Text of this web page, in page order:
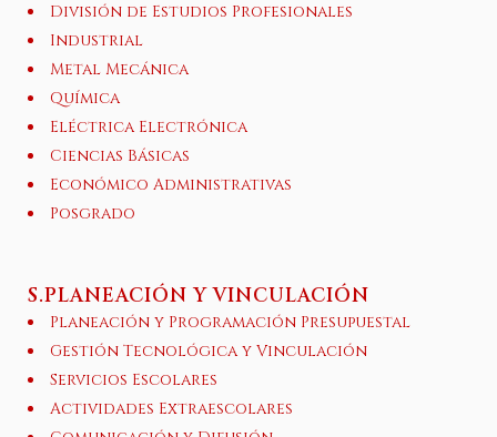
División de Estudios Profesionales
Industrial
Metal Mecánica
Química
Eléctrica Electrónica
Ciencias Básicas
Económico Administrativas
Posgrado
S.PLANEACIÓN Y VINCULACIÓN
Planeación y Programación Presupuestal
Gestión Tecnológica y Vinculación
Servicios Escolares
Actividades Extraescolares